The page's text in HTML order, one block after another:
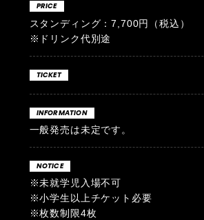
PRICE
スタンディング：7,700円（税込）
※ドリンク代別途
TICKET
INFORMATION
一般発売は未定です。
NOTICE
※未就学児入場不可
※小学生以上チケット必要
※枚数制限4枚